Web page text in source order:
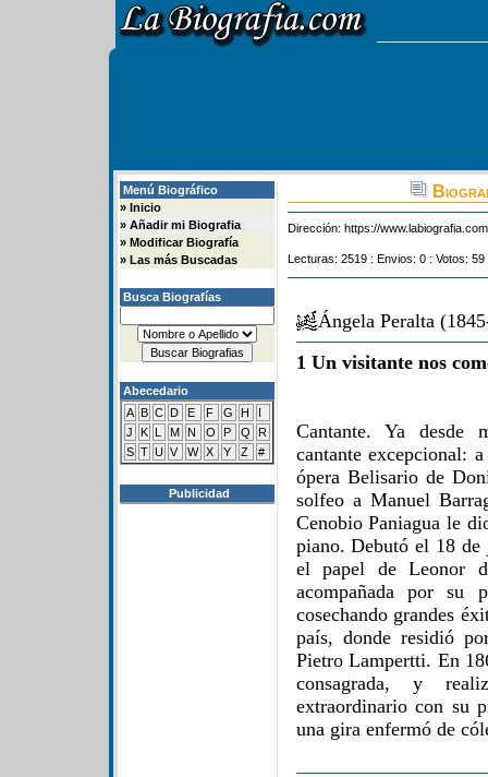
Menú Biográfico
» Inicio
» Añadir mi Biografia
» Modificar Biografía
» Las más Buscadas
Busca Biografías
Abecedario
A B C D E F G H
I
J
K L M N O P Q
R
S T U V W X Y Z #
Publicidad
Dirección: https://
Lecturas: 2519 : Envios: 0 : Votos:
Ángela Peralta
1 Un visitante nos
Cantante. Ya desde
cantante excepcional:
ópera Belisario de
solfeo a Manuel
Cenobio Paniagua le
piano. Debutó el 18
el papel de Leonor
acompañada por su
cosechando grandes
país, donde residió
Pietro Lampertti. En
consagrada, y
extraordinario con su
una gira enfermó de